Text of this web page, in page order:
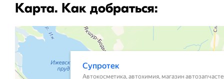
Карта. Как добраться: